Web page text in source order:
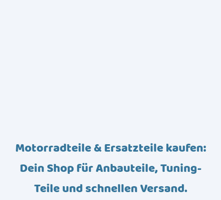
Motorradteile & Ersatzteile kaufen:
Dein Shop für Anbauteile, Tuning-
Teile und schnellen Versand.